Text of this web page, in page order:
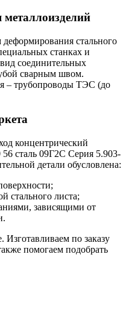
металлоизделий
стального
станках и
соединительных
сварным швом.
– трубопроводы ТЭС (до
концентрический
сталь 09Г2С Серия 5.903-
детали обусловлена:
стального листа;
зависящими от
Изготавливаем по заказу
помогаем подобрать